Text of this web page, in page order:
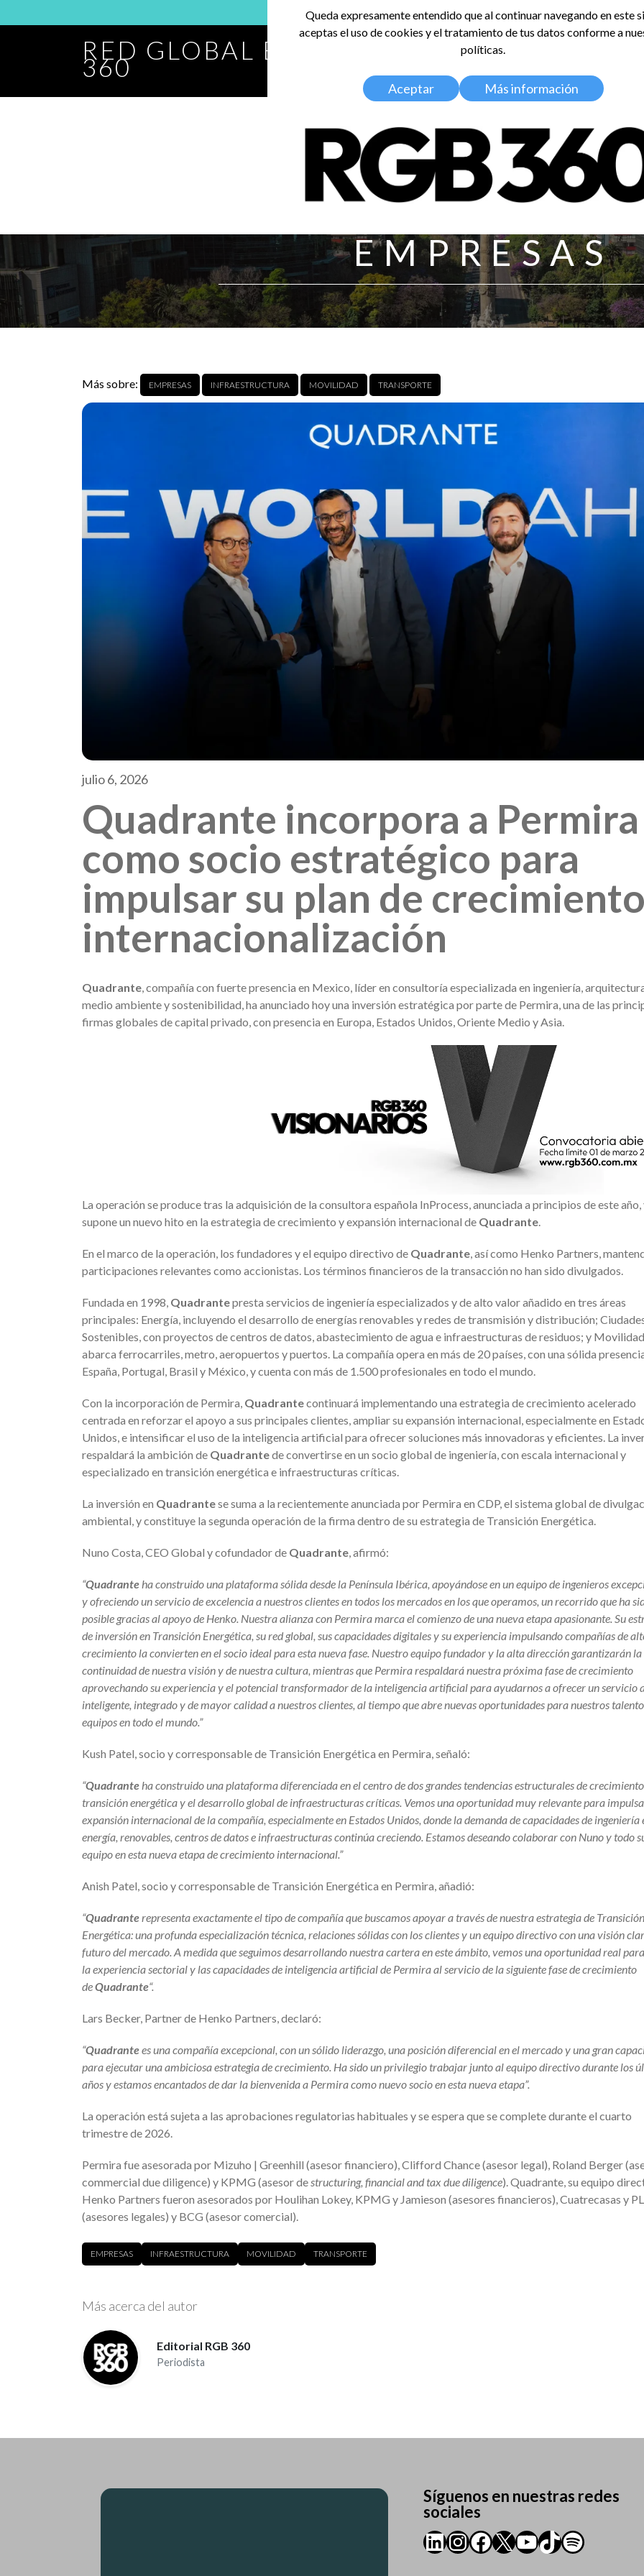
RED GLOBAL BALDOSA
360
EMPRESAS
Más sobre: EMPRESAS INFRAESTRUCTURA MOVILIDAD TRANSPORTE
julio 6, 2026
Quadrante incorpora a Permira
como socio estratégico para
impulsar su plan de
internacionalización
Quadrante, compañía con fuerte presencia en Mexico, líder en consultoría especializada en ingeniería,
medio ambiente y sostenibilidad, ha anunciado hoy una inversión estratégica por parte de Permira, una de las
firmas globales de capital privado, con presencia en Europa, Estados Unidos, Oriente Medio y Asia.
La operación se produce tras la adquisición de la consultora española InProcess, anunciada a principios de este año,
supone un nuevo hito en la estrategia de crecimiento y expansión internacional de Quadrante.
En el marco de la operación, los fundadores y el equipo directivo de Quadrante, así como Henko Partners,
participaciones relevantes como accionistas. Los términos financieros de la transacción no han sido divulgados.
Fundada en 1998, Quadrantepresta servicios de ingeniería especializados y de alto valor añadido en tres áreas
principales: Energía, incluyendo el desarrollo de energías renovables y redes de transmisión y distribución;
Sostenibles, con proyectos de centros de datos, abastecimiento de agua e infraestructuras de residuos; y
abarca ferrocarriles, metro, aeropuertos y puertos. La compañía opera en más de 20 países, con una sólida
España, Portugal, Brasil y México, y cuenta con más de 1.500 profesionales en todo el mundo.
Con la incorporación de Permira, Quadrantecontinuará implementando una estrategia de crecimiento acelerado
centrada en reforzar el apoyo a sus principales clientes, ampliar su expansión internacional, especialmente en
Unidos, e intensificar el uso de la inteligencia artificial para ofrecer soluciones más innovadoras y eficientes. La
respaldará la ambición de Quadrantede convertirse en un socio global de ingeniería, con escala internacional y
especializado en transición energética e infraestructuras críticas.
La inversión en Quadrantese suma a la recientemente anunciada por Permira en CDP, el sistema global de
ambiental, y constituye la segunda operación de la firma dentro de su estrategia de Transición Energética.
Nuno Costa, CEO Global y cofundador de Quadrante, afirmó:
“Quadranteha construido una plataforma sólida desde la Península Ibérica, apoyándose en un equipo de ingenieros
y ofreciendo un servicio de excelencia a nuestros clientes en todos los mercados en los que operamos, un recorrido que ha
posible gracias al apoyo de Henko. Nuestra alianza con Permira marca el comienzo de una nueva etapa apasionante. Su
de inversión en Transición Energética, su red global, sus capacidades digitales y su experiencia impulsando compañías de
crecimiento la convierten en el socio ideal para esta nueva fase. Nuestro equipo fundador y la alta dirección garantizarán la
continuidad de nuestra visión y de nuestra cultura, mientras que Permira respaldará nuestra próxima fase de crecimiento
aprovechando su experiencia y el potencial transformador de la inteligencia artificial para ayudarnos a ofrecer un servicio
inteligente, integrado y de mayor calidad a nuestros clientes, al tiempo que abre nuevas oportunidades para nuestros
equipos en todo el mundo.”
Kush Patel, socio y corresponsable de Transición Energética en Permira, señaló:
“Quadranteha construido una plataforma diferenciada en el centro de dos grandes tendencias estructurales de
transición energética y el desarrollo global de infraestructuras críticas. Vemos una oportunidad muy relevante para
expansión internacional de la compañía, especialmente en Estados Unidos, donde la demanda de capacidades de ingeniería
energía, renovables, centros de datos e infraestructuras continúa creciendo. Estamos deseando colaborar con Nuno y todo
equipo en esta nueva etapa de crecimiento internacional.”
Anish Patel, socio y corresponsable de Transición Energética en Permira, añadió:
“Quadranterepresenta exactamente el tipo de compañía que buscamos apoyar a través de nuestra estrategia de Transición
Energética: una profunda especialización técnica, relaciones sólidas con los clientes y un equipo directivo con una visión
futuro del mercado. A medida que seguimos desarrollando nuestra cartera en este ámbito, vemos una oportunidad real
la experiencia sectorial y las capacidades de inteligencia artificial de Permira al servicio de la siguiente fase de crecimiento
deQuadrante“.
Lars Becker, Partner de Henko Partners, declaró:
“Quadrantees una compañía excepcional, con un sólido liderazgo, una posición diferencial en el mercado y una gran
para ejecutar una ambiciosa estrategia de crecimiento. Ha sido un privilegio trabajar junto al equipo directivo durante los
años y estamos encantados de dar la bienvenida a Permira como nuevo socio en esta nueva etapa”.
La operación está sujeta a las aprobaciones regulatorias habituales y se espera que se complete durante el cuarto
trimestre de 2026.
Permira fue asesorada por Mizuho | Greenhill (asesor financiero), Clifford Chance (asesor legal), Roland Berger
commercial due diligence) y KPMG (asesor destructuring, financial and tax due diligence). Quadrante, su equipo
Henko Partners fueron asesorados por Houlihan Lokey, KPMG y Jamieson (asesores financieros), Cuatrecasas y
(asesores legales) y BCG (asesor comercial).
EMPRESAS INFRAESTRUCTURA MOVILIDAD TRANSPORTE
Más acerca del autor
Editorial RGB 360
Periodista
Síguenos en nuestras redes
sociales
LinkedIn
Instagram
Facebook
X YouTube
TikTok
Spotify
Queda expresamente entendido que al continuar navegando en este
aceptas el uso de cookies y el tratamiento de tus datos conforme a
políticas.
Aceptar Más información